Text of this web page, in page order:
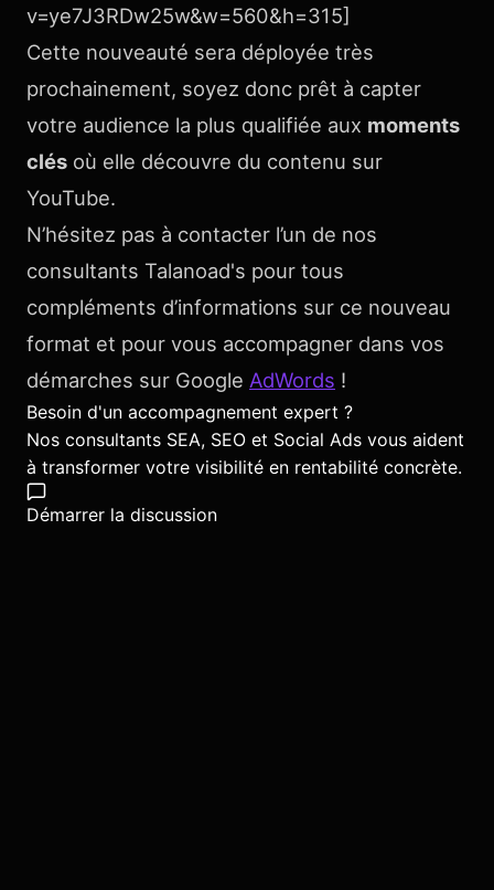
v=ye7J3RDw25w&w=560&h=315]
Cette nouveauté sera déployée très
prochainement, soyez donc prêt à capter
votre audience la plus qualifiée aux moments
clés où elle découvre du contenu sur
YouTube.
N’hésitez pas à contacter l’un de nos
consultants Talanoad's pour tous
compléments d’informations sur ce nouveau
format et pour vous accompagner dans vos
démarches sur Google AdWords !
Besoin d'un accompagnement expert ?
Nos consultants SEA, SEO et Social Ads vous aident
à transformer votre visibilité en rentabilité concrète.
Démarrer la discussion